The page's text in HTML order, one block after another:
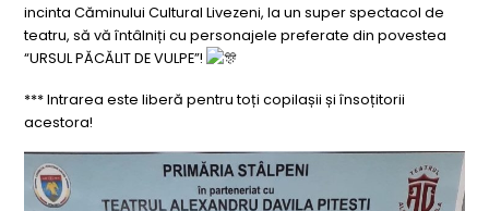
incinta Căminului Cultural Livezeni, la un super spectacol de
teatru, să vă întâlniți cu personajele preferate din povestea
“URSUL PĂCĂLIT DE VULPE”!
*** Intrarea este liberă pentru toți copilașii și însoțitorii
acestora!